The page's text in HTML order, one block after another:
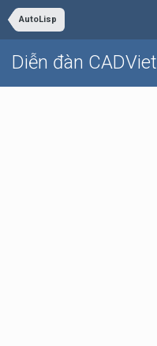
AutoLisp
Diễn đàn CADViet